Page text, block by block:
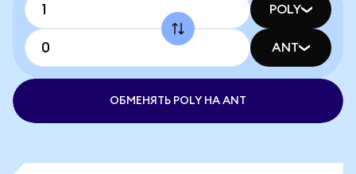
POLY
ANT
ОБМЕНЯТЬ POLY НА ANT